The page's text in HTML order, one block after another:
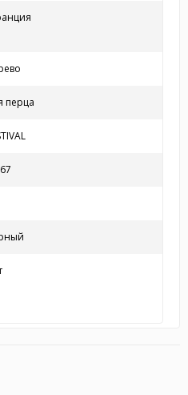
перца